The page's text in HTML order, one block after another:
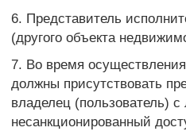
6. Представитель
(другого объекта
7. Во время
должны присутствовать
владелец (пользователь)
несанкционированный